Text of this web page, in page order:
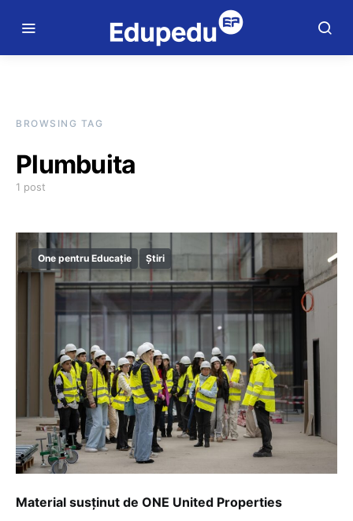
BROWSING TAG
Plumbuita
1 post
One pentru Educație Știri
Material susținut de ONE United Properties